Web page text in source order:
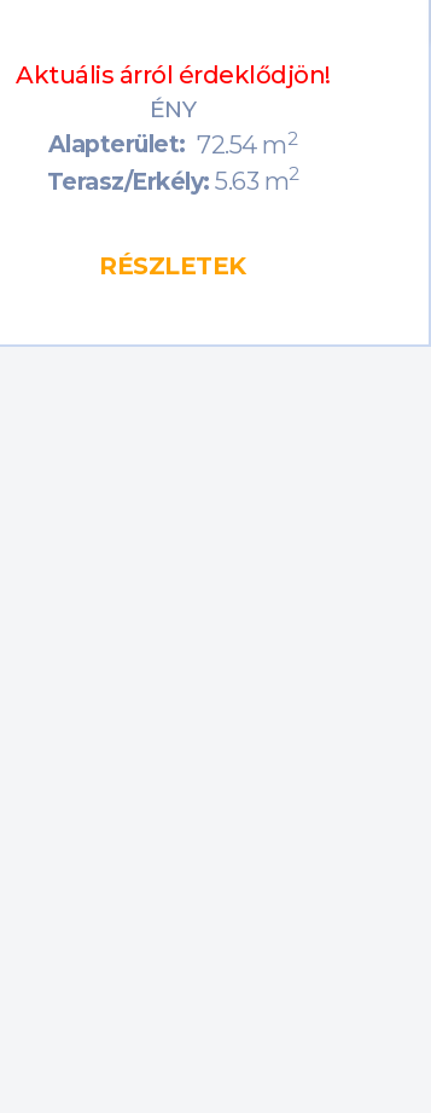
Aktuális árról érdeklődjön!
ÉNY
Alapterület: 72.54 m2
Terasz/Erkély: 5.63 m2
RÉSZLETEK